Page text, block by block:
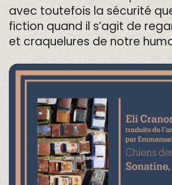
avec toutefois la sécurité
fiction quand il s’agit de
et craquelures de notre